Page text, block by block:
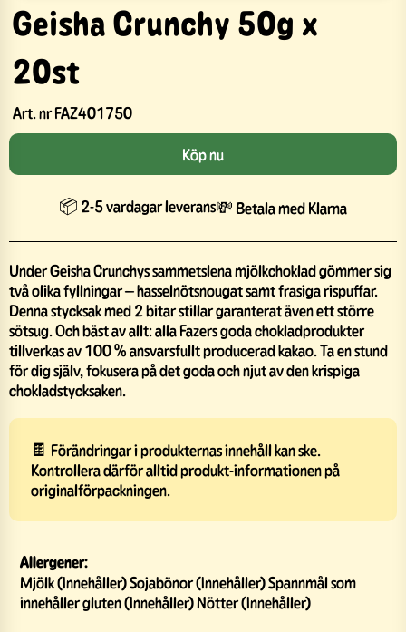
Geisha Crunchy 50g x
20st
Art. nrFAZ401750
Köp nu
📦 2-5 vardagar leverans💸 Betala med Klarna
Under Geisha Crunchys sammetslena mjölkchoklad gömmer sig
två olika fyllningar – hasselnötsnougat samt frasiga rispuffar.
Denna stycksak med 2 bitar stillar garanterat även ett större
sötsug. Och bäst av allt: alla Fazers goda chokladprodukter
tillverkas av 100 % ansvarsfullt producerad kakao. Ta en stund
för dig själv, fokusera på det goda och njut av den krispiga
chokladstycksaken.
🍫 Förändringar i produkternas innehåll kan ske.
Kontrollera därför alltid produkt-informationen på
originalförpackningen.
Allergener:
Mjölk (Innehåller) Sojabönor (Innehåller) Spannmål som
innehåller gluten (Innehåller) Nötter (Innehåller)